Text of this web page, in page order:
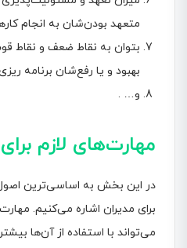
متعهد بودن‌شان به انجام
بتوان به نقاط ضعف و نقاط
بهبود و یا رفع‌شان برنامه
و… .
مهارت‌های لازم
در این بخش به اساسی‌ترین
برای مدیران اشاره می‌کنیم.
می‌تواند با استفاده از آن‌ها